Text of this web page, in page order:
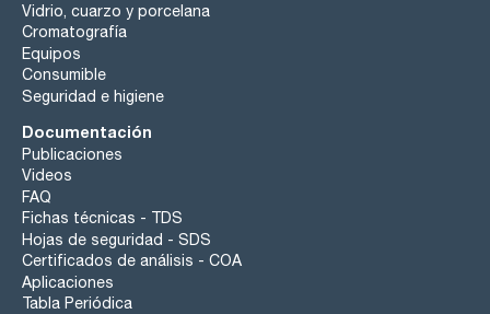
Vidrio, cuarzo y porcelana
Cromatografía
Equipos
Consumible
Seguridad e higiene
Documentación
Publicaciones
Videos
FAQ
Fichas técnicas - TDS
Hojas de seguridad - SDS
Certificados de análisis - COA
Aplicaciones
Tabla Periódica